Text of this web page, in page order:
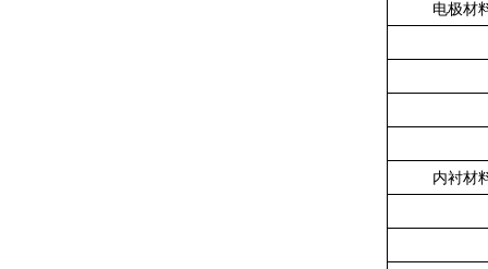
电极材
内衬材